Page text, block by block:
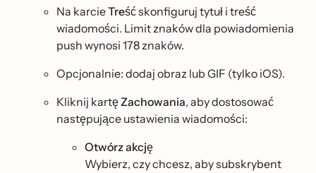
Na karcieTreśćskonfiguruj tytuł i treść
wiadomości. Limit znaków dla powiadomienia
push wynosi 178 znaków.
Opcjonalnie: dodaj obraz lub GIF (tylko iOS).
Kliknij kartęZachowania, aby dostosować
następujące ustawienia wiadomości:
Otwórz akcję
Wybierz, czy chcesz, aby subskrybent